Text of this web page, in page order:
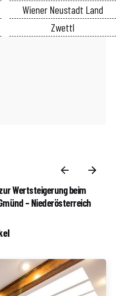
Wiener Neustadt Land
Zwettl
Wertsteigerung beim
– Niederösterreich